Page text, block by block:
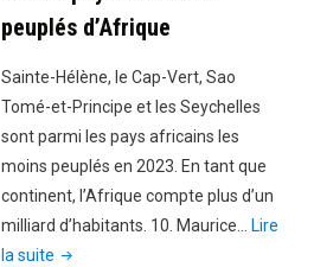
peuplés d’Afrique
Sainte-Hélène, le Cap-Vert, Sao
Tomé-et-Principe et les Seychelles
sont parmi les pays africains les
moins peuplés en 2023. En tant que
continent, l’Afrique compte plus d’un
milliard d’habitants. 10. Maurice…
Lire
la suite "Les